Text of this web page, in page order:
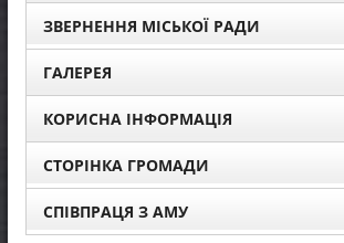
ЗВЕРНЕННЯ МІСЬКОЇ РАДИ
ГАЛЕРЕЯ
КОРИСНА ІНФОРМАЦІЯ
СТОРІНКА ГРОМАДИ
СПІВПРАЦЯ З АМУ